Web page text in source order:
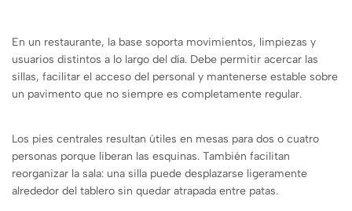
En un restaurante, la base soporta movimientos, limpiezas y
usuarios distintos a lo largo del día. Debe permitir acercar las
sillas, facilitar el acceso del personal y mantenerse estable sobre
un pavimento que no siempre es completamente regular.
Los pies centrales resultan útiles en mesas para dos o cuatro
personas porque liberan las esquinas. También facilitan
reorganizar la sala: una silla puede desplazarse ligeramente
alrededor del tablero sin quedar atrapada entre patas.